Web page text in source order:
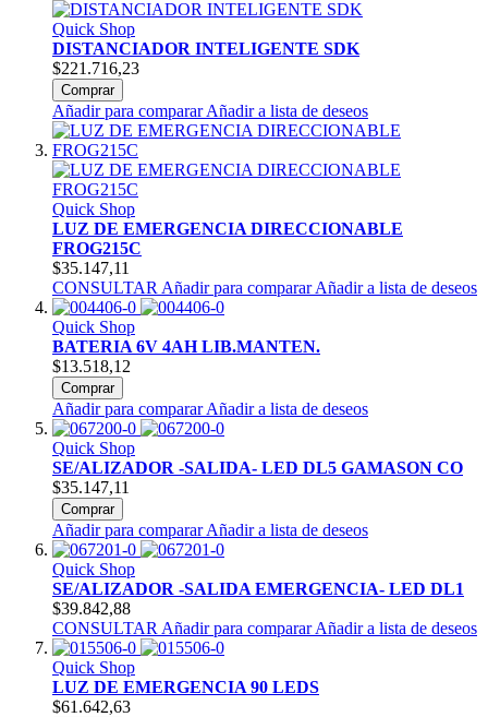
Quick Shop
DISTANCIADOR INTELIGENTE SDK
$221.716,23
Comprar
Añadir para comparar Añadir a lista de deseos
Quick Shop
LUZ DE EMERGENCIA DIRECCIONABLE
FROG215C
$35.147,11
CONSULTAR Añadir para comparar Añadir a lista de deseos
Quick Shop
BATERIA 6V 4AH LIB.MANTEN.
$13.518,12
Comprar
Añadir para comparar Añadir a lista de deseos
Quick Shop
SE/ALIZADOR -SALIDA- LED DL5 GAMASON CO
$35.147,11
Comprar
Añadir para comparar Añadir a lista de deseos
Quick Shop
SE/ALIZADOR -SALIDA EMERGENCIA- LED DL1
$39.842,88
CONSULTAR Añadir para comparar Añadir a lista de deseos
Quick Shop
LUZ DE EMERGENCIA 90 LEDS
$61.642,63